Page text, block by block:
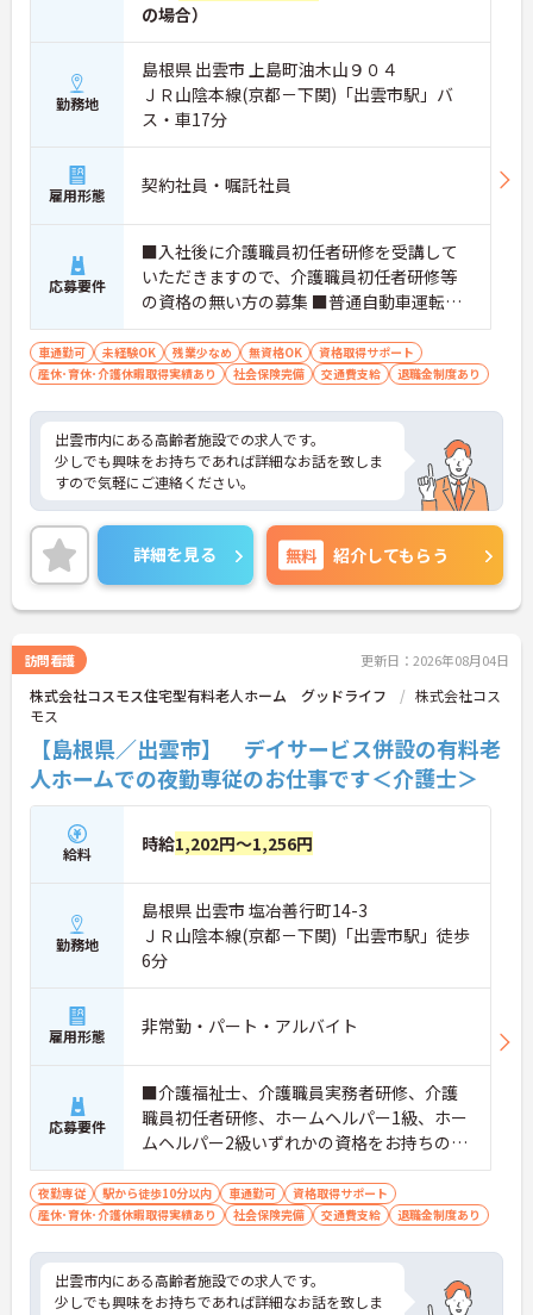
の場合）
勤務地
島根県 出雲市 上島町油木山９０４
ＪＲ山陰本線(京都－下関)「出雲市駅」バ
ス・車17分
雇用形態 契約社員・嘱託社員
応募要件
■入社後に介護職員初任者研修を受講して
いただきますので、介護職員初任者研修等
の資格の無い方の募集 ■普通自動車運転免
許（AT限定可）
車通勤可 未経験OK 残業少なめ 無資格OK
資格取得サポート
産休･育休･介護休暇取得実績あり
社会保険完備 交通費支給 退職金制度あり
出雲市内にある高齢者施設での求人です。
少しでも興味をお持ちであれば詳細なお話を致しま
すので気軽にご連絡ください。
詳細を見る 無料 紹介してもらう
訪問看護 更新日：2026年08月04日
株式会社コスモス住宅型有料老人ホーム グッドライフ
株式会社コス
モス
【島根県／出雲市】 デイサービス併設の有料老
人ホームでの夜勤専従のお仕事です＜介護士＞
給料 時給1,202円～1,256円
勤務地
島根県 出雲市 塩冶善行町14-3
ＪＲ山陰本線(京都－下関)「出雲市駅」徒歩
6分
雇用形態 非常勤・パート・アルバイト
応募要件
■介護福祉士、介護職員実務者研修、介護
職員初任者研修、ホームヘルパー1級、ホー
ムヘルパー2級いずれかの資格をお持ちの
方 ※介護職夜勤実務経験2年以上 ■普通自
動車運転免許（AT限定可）
夜勤専従 駅から徒歩10分以内 車通勤可
資格取得サポート
産休･育休･介護休暇取得実績あり
社会保険完備 交通費支給 退職金制度あり
出雲市内にある高齢者施設での求人です。
少しでも興味をお持ちであれば詳細なお話を致しま